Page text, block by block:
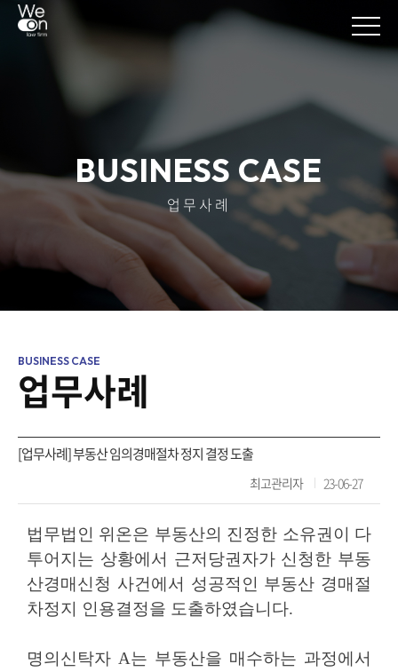
BUSINESS CASE
업무사례
업무사례
[업무사례] 부동산 임의경매절차 정지 결정 도출
최고관리자 23-06-27
법무법인 위온은 부동산의 진정한 소유권이 다
투어지는 상황에서 근저당권자가 신청한 부동
산경매신청 사건에서 성공적인 부동산 경매절
차정지 인용결정을 도출하였습니다.
명의신탁자 A는 부동산을 매수하는 과정에서